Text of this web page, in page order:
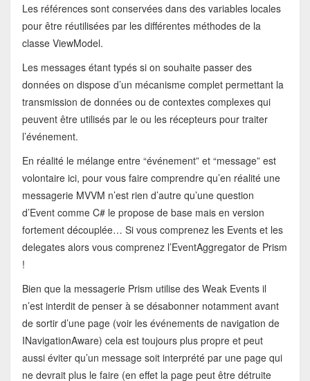
Les références sont conservées dans des variables locales
pour être réutilisées par les différentes méthodes de la
classe ViewModel.
Les messages étant typés si on souhaite passer des
données on dispose d’un mécanisme complet permettant la
transmission de données ou de contextes complexes qui
peuvent être utilisés par le ou les récepteurs pour traiter
l’événement.
En réalité le mélange entre “événement” et “message” est
volontaire ici, pour vous faire comprendre qu’en réalité une
messagerie MVVM n’est rien d’autre qu’une question
d’Event comme C# le propose de base mais en version
fortement découplée… Si vous comprenez les Events et les
delegates alors vous comprenez l’EventAggregator de Prism
!
Bien que la messagerie Prism utilise des Weak Events il
n’est interdit de penser à se désabonner notamment avant
de sortir d’une page (voir les événements de navigation de
INavigationAware) cela est toujours plus propre et peut
aussi éviter qu’un message soit interprété par une page qui
ne devrait plus le faire (en effet la page peut être détruite